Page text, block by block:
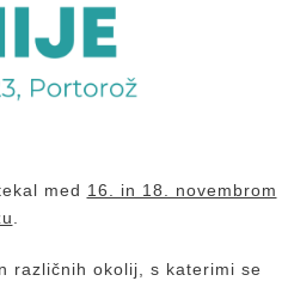
med 16. in 18. novembrom
.
različnih okolij, s katerimi se